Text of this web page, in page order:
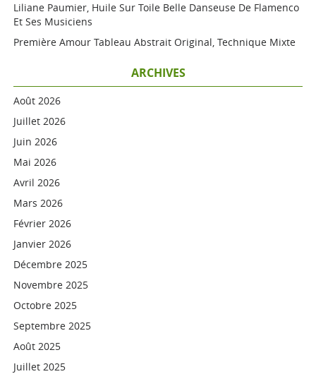
Liliane Paumier, Huile Sur Toile Belle Danseuse De Flamenco
Et Ses Musiciens
Première Amour Tableau Abstrait Original, Technique Mixte
ARCHIVES
Août 2026
Juillet 2026
Juin 2026
Mai 2026
Avril 2026
Mars 2026
Février 2026
Janvier 2026
Décembre 2025
Novembre 2025
Octobre 2025
Septembre 2025
Août 2025
Juillet 2025